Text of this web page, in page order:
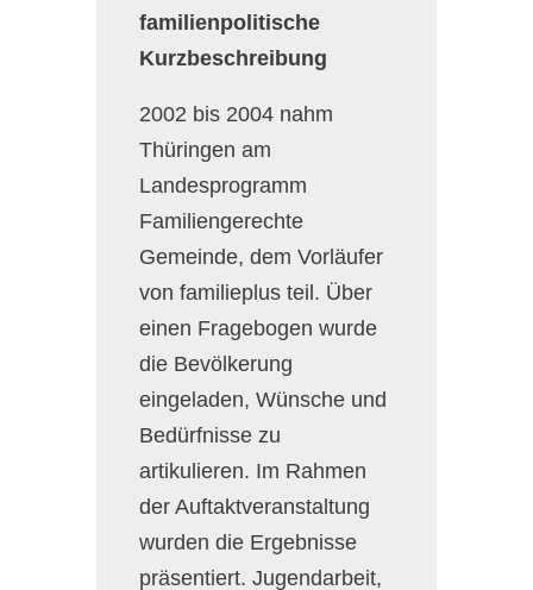
familienpolitische
Kurzbeschreibung
2002 bis 2004 nahm
Thüringen am
Landesprogramm
Familiengerechte
Gemeinde, dem Vorläufer
von familieplus teil. Über
einen Fragebogen wurde
die Bevölkerung
eingeladen, Wünsche und
Bedürfnisse zu
artikulieren. Im Rahmen
der Auftaktveranstaltung
wurden die Ergebnisse
präsentiert. Jugendarbeit,